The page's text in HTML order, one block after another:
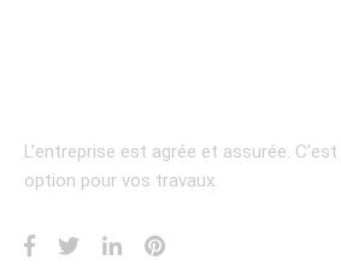
L’entreprise est agrée et assurée.
option pour vos travaux.